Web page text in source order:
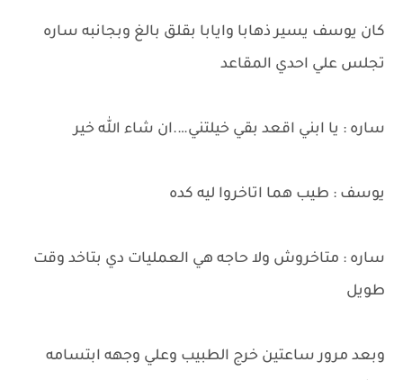
كان يوسف يسير ذهابا وايابا بقلق بالغ وبجانبه ساره
تجلس علي احدي المقاعد
ساره : يا ابني اقعد بقي خيلتني….ان شاء الله خير
يوسف : طيب هما اتاخروا ليه كده
ساره : متاخروش ولا حاجه هي العمليات دي بتاخد وقت
طويل
وبعد مرور ساعتين خرج الطبيب وعلي وجهه ابتسامه